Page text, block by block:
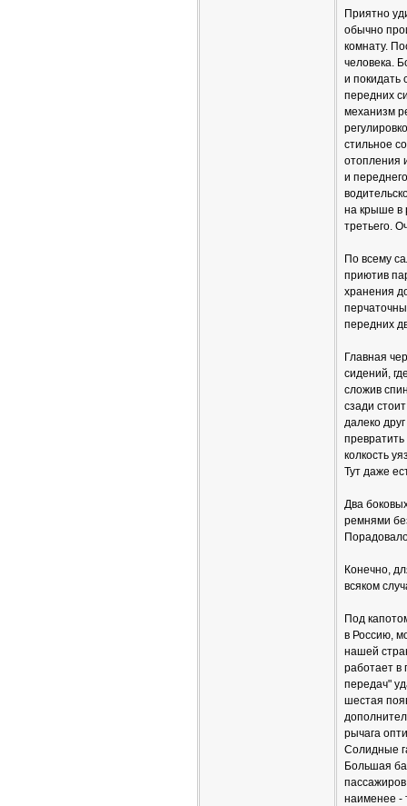
Приятно
обычно
комнату.
человека.
и покидать
передних
механизм
стильное
отопления
и
на крыше в
третьего.
По всему
приютив
хранения
передних
Главная
сидений,
сложив
сзади
далеко
колкость
Тут даже
Два
ремнями
Конечно,
всяком
Под
в Россию,
нашей
работает в
передач"
шестая
рычага
Солидные
Большая
наименее -